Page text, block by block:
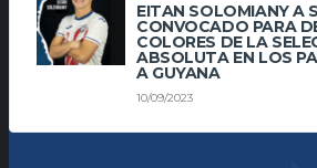
EITAN SOLOMIANY A
CONVOCADO PARA
COLORES DE LA
ABSOLUTA EN LOS
A GUYANA
10/09/2023